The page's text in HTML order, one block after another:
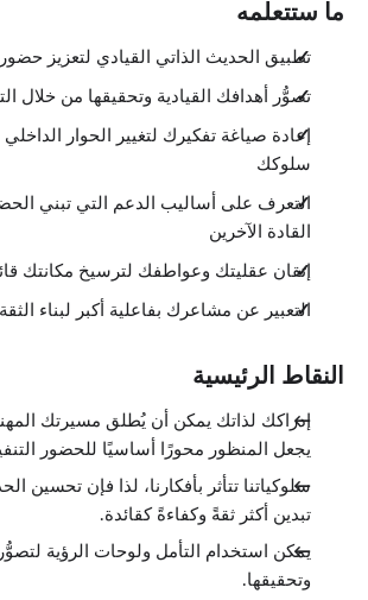
ما ستتعلمه
تطبيق الحديث الذاتي القيادي لتعزيز
تصوُّر أهدافك القيادية وتحقيقها من خلال
إعادة صياغة تفكيرك لتغيير الحوار
سلوكك
التعرف على أساليب الدعم التي تبني
القادة الآخرين
إتقان عقليتك وعواطفك لترسيخ مكانتك
التعبير عن مشاعرك بفاعلية أكبر لبناء
النقاط الرئيسية
إدراكك لذاتك يمكن أن يُطلق مسيرتك
يجعل المنظور محورًا أساسيًا للحضور
سلوكياتنا تتأثر بأفكارنا، لذا فإن تحسين
تبدين أكثر ثقةً وكفاءةً كقائدة.
يمكن استخدام التأمل ولوحات الرؤية لتصوُّر
وتحقيقها.